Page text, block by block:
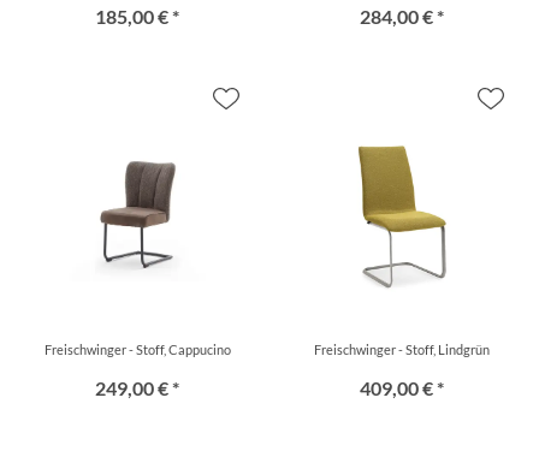
185,00 € * 284,00 € *
Freischwinger - Stoff, Cappucino
249,00 € *
Freischwinger - Stoff, Lindgrün
409,00 € *